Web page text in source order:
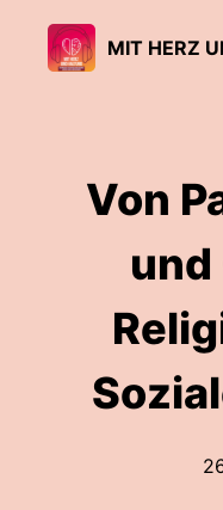
MIT HERZ
Von
und